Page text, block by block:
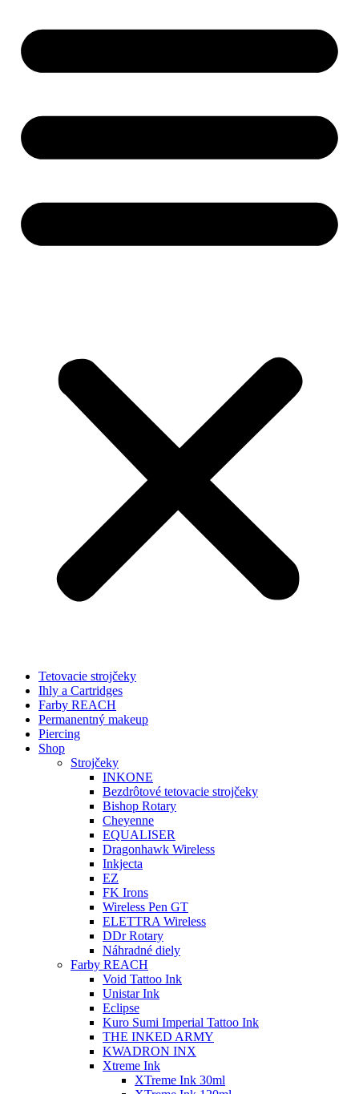
Tetovacie strojčeky
Ihly a Cartridges
Farby REACH
Permanentný makeup
Piercing
Shop
Strojčeky
INKONE
Bezdrôtové tetovacie strojčeky
Bishop Rotary
Cheyenne
EQUALISER
Dragonhawk Wireless
Inkjecta
EZ
FK Irons
Wireless Pen GT
ELETTRA Wireless
DDr Rotary
Náhradné diely
Farby REACH
Void Tattoo Ink
Unistar Ink
Eclipse
Kuro Sumi Imperial Tattoo Ink
THE INKED ARMY
KWADRON INX
Xtreme Ink
XTreme Ink 30ml